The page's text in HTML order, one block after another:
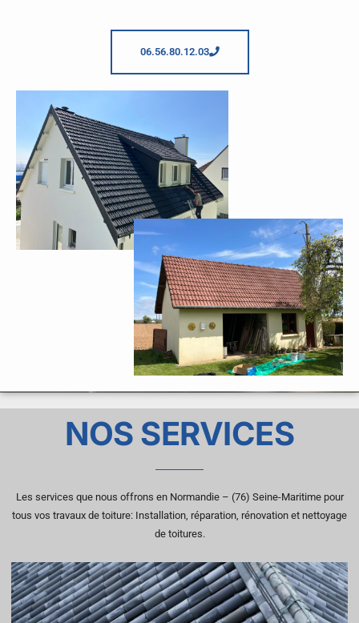
06.56.80.12.03
NOS SERVICES
Les services que nous offrons en Normandie – (76) Seine-Maritime pour
tous vos travaux de toiture: Installation, réparation, rénovation et nettoyage
de toitures.